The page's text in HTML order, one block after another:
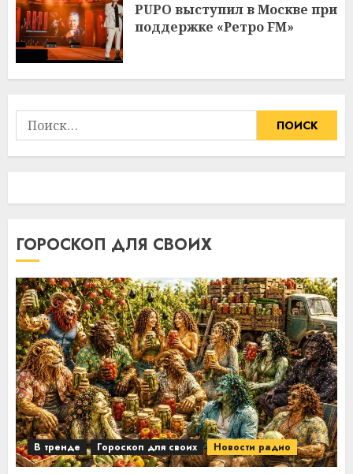
PUPO выступил в Москве при
поддержке «Ретро FM»
Найти:
ГОРОСКОП ДЛЯ СВОИХ
В тренде Гороскоп для своих Новости радио